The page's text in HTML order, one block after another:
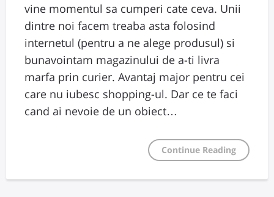
vine momentul sa cumperi cate ceva. Unii
dintre noi facem treaba asta folosind
internetul (pentru a ne alege produsul) si
bunavointam magazinului de a-ti livra
marfa prin curier. Avantaj major pentru cei
care nu iubesc shopping-ul. Dar ce te faci
cand ai nevoie de un obiect…
Continue Reading